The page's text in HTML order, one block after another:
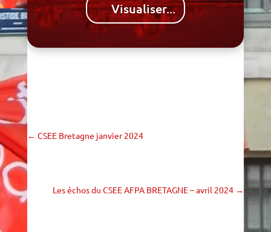
Visualiser...
← CSEE Bretagne janvier 2024
Les échos du CSEE AFPA BRETAGNE – avril 2024 →